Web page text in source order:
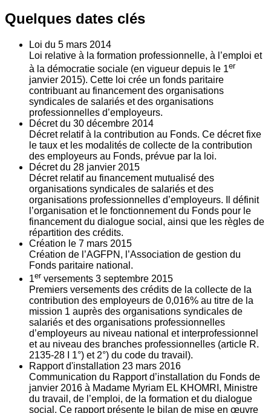
Quelques dates clés
Loi du 5 mars 2014
Loi relative à la formation professionnelle, à l’emploi et
à la démocratie sociale (en vigueur depuis le 1er
janvier 2015). Cette loi crée un fonds paritaire
contribuant au financement des organisations
syndicales de salariés et des organisations
professionnelles d’employeurs.
Décret du 30 décembre 2014
Décret relatif à la contribution au Fonds. Ce décret fixe
le taux et les modalités de collecte de la contribution
des employeurs au Fonds, prévue par la loi.
Décret du 28 janvier 2015
Décret relatif au financement mutualisé des
organisations syndicales de salariés et des
organisations professionnelles d’employeurs. Il définit
l’organisation et le fonctionnement du Fonds pour le
financement du dialogue social, ainsi que les règles de
répartition des crédits.
Création le 7 mars 2015
Création de l’AGFPN, l’Association de gestion du
Fonds paritaire national.
1er versements 3 septembre 2015
Premiers versements des crédits de la collecte de la
contribution des employeurs de 0,016% au titre de la
mission 1 auprès des organisations syndicales de
salariés et des organisations professionnelles
d’employeurs au niveau national et interprofessionnel
et au niveau des branches professionnelles (article R.
2135‐28 I 1°) et 2°) du code du travail).
Rapport d'installation 23 mars 2016
Communication du Rapport d’installation du Fonds de
janvier 2016 à Madame Myriam EL KHOMRI, Ministre
du travail, de l’emploi, de la formation et du dialogue
social. Ce rapport présente le bilan de mise en œuvre